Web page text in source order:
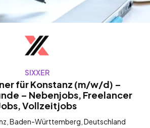
SIXXER
für Konstanz (m/w/d) –
– Nebenjobs, Freelancer
Vollzeitjobs
Baden-Württemberg, Deutschland